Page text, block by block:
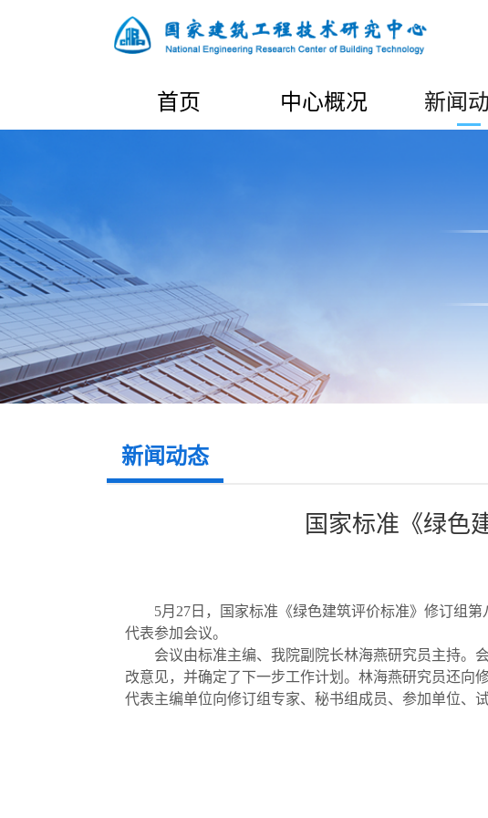
首页 中心概况 新闻
新闻动态
国家标准《绿色
5月27日，国家标准《绿色建筑评价标准》修订组
代表参加会议。
会议由标准主编、我院副院长林海燕研究员主持。
改意见，并确定了下一步工作计划。林海燕研究员还向
代表主编单位向修订组专家、秘书组成员、参加单位、